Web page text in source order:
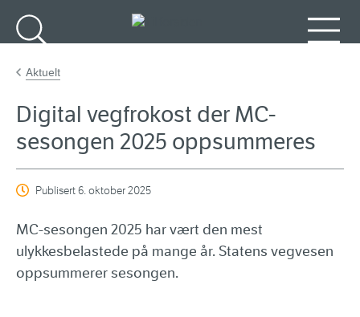
Aktuelt
Digital vegfrokost der MC-
sesongen 2025 oppsummeres
Publisert6. oktober 2025
MC­-sesongen 2025 har vært den mest
ulykkesbelastede på mange år. Statens vegvesen
oppsummerer sesongen.